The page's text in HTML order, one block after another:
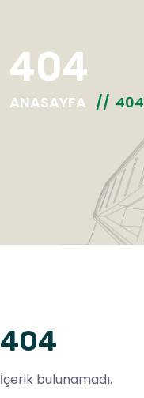
404
ANASAYFA 404
404
İçerik bulunamadı.